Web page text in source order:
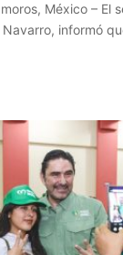
México – El
informó